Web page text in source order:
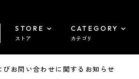
STORE
ストア
CATEGORY
カテゴリ
お問い合わせに関するお知らせ